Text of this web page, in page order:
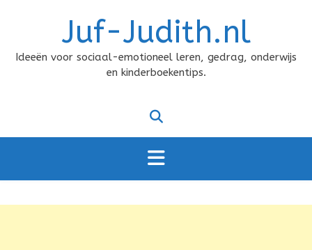
Juf-Judith.nl
Ideeën voor sociaal-emotioneel leren, gedrag, onderwijs
en kinderboekentips.